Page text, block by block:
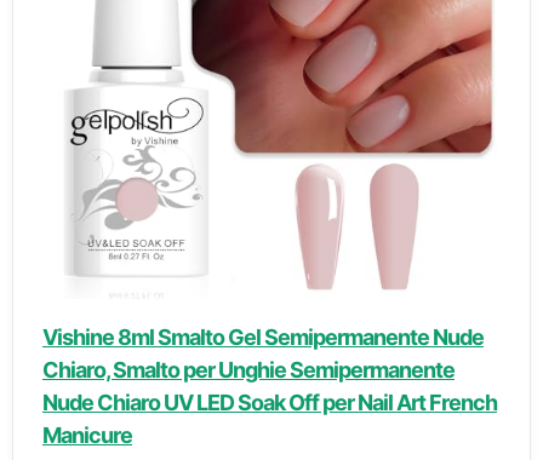
Vishine 8ml Smalto Gel Semipermanente Nude
Chiaro, Smalto per Unghie Semipermanente
Nude Chiaro UV LED Soak Off per Nail Art French
Manicure